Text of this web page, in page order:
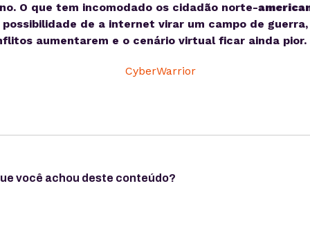
O que tem incomodado os cidadão norte-
possibilidade de a internet virar um campo de guerra,
aumentarem e o cenário virtual ficar ainda pior.
você achou deste conteúdo?